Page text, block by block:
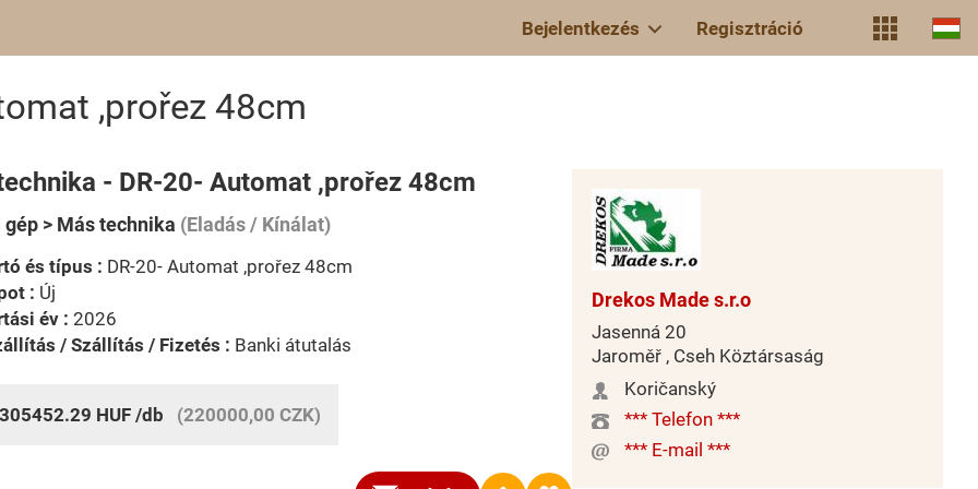
Bejelentkezés Regisztráció
,prořez 48cm
- DR-20- Automat ,prořez 48cm
> Más technika (Eladás / Kínálat)
és típus : DR-20- Automat ,prořez 48cm
: Új
év : 2026
/ Szállítás / Fizetés : Banki átutalás
HUF /db (220000,00 CZK)
Drekos Made s.r.o
Jasenná 20
Jaroměř , Cseh Köztársaság
Koričanský
*** Telefon ***
*** E-mail ***